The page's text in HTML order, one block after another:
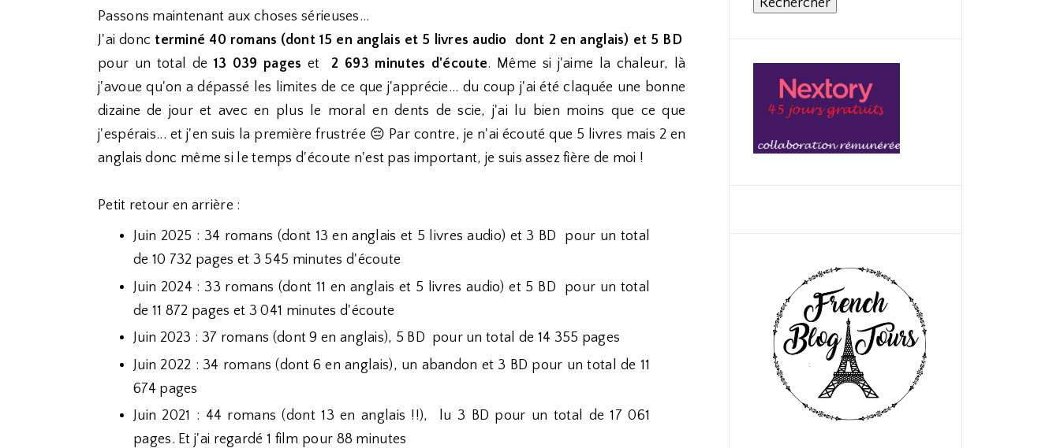
Passons maintenant aux choses sérieuses...
J'ai donc terminé 40 romans (dont 15 en anglais et 5 livres audio dont 2 en anglais) et 5 BD
pour un total de 13 039 pages et 2 693 minutes d'écoute. Même si j'aime la chaleur, là
j'avoue qu'on a dépassé les limites de ce que j'apprécie... du coup j'ai été claquée une bonne
dizaine de jour et avec en plus le moral en dents de scie, j'ai lu bien moins que ce que
j'espérais... et j'en suis la première frustrée 😔 Par contre, je n'ai écouté que 5 livres mais 2 en
anglais donc même si le temps d'écoute n'est pas important, je suis assez fière de moi !
Petit retour en arrière :
Juin 2025 : 34 romans (dont 13 en anglais et 5 livres audio) et 3 BD pour un total
de 10 732 pages et 3 545 minutes d'écoute
Juin 2024 : 33 romans (dont 11 en anglais et 5 livres audio) et 5 BD pour un total
de 11 872 pages et 3 041 minutes d'écoute
Juin 2023 : 37 romans (dont 9 en anglais), 5 BD pour un total de 14 355 pages
Juin 2022 : 34 romans (dont 6 en anglais), un abandon et 3 BD pour un total de 11
674 pages
Juin 2021 : 44 romans (dont 13 en anglais !!), lu 3 BD pour un total de 17 061
pages. Et j'ai regardé 1 film pour 88 minutes